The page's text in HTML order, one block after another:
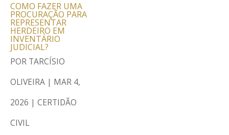
COMO FAZER UMA
PROCURAÇÃO PARA
REPRESENTAR
HERDEIRO EM
INVENTÁRIO
JUDICIAL?
POR TARCÍSIO
OLIVEIRA | MAR 4,
2026 | CERTIDÃO
CIVIL